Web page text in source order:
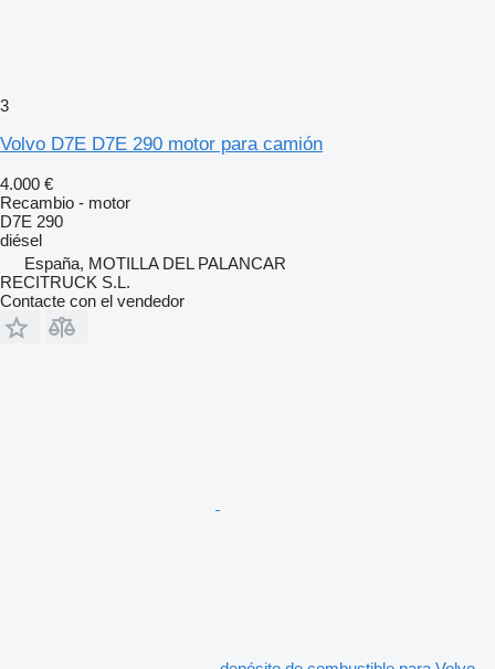
3
Volvo D7E D7E 290 motor para camión
4.000 €
Recambio - motor
D7E 290
diésel
España, MOTILLA DEL PALANCAR
RECITRUCK S.L.
Contacte con el vendedor